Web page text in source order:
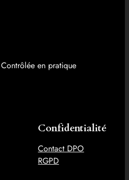
en pratique
Confidentialité
Contact DPO
RGPD